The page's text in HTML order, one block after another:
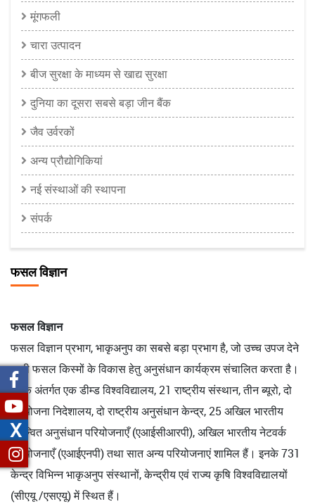
मूंगफली
चारा उत्पादन
बीज सुरक्षा के माध्यम से खाद्य सुरक्षा
दुनिया का दूसरा सबसे बड़ा जीन बैंक
जैव उर्वरकों
अन्य प्रौद्योगिकियां
नई संस्थाओं की स्थापना
संपर्क
फसल विज्ञान
फसल विज्ञान
फसल विज्ञान प्रभाग, भाकृअनुप का सबसे बड़ा प्रभाग है, जो उच्च उपज देने
वाली फसल किस्मों के विकास हेतु अनुसंधान कार्यक्रम संचालित करता है।
इसके अंतर्गत एक डीम्ड विश्वविद्यालय, 21 राष्ट्रीय संस्थान, तीन ब्यूरो, दो
परियोजना निदेशालय, दो राष्ट्रीय अनुसंधान केन्द्र, 25 अखिल भारतीय
समन्वित अनुसंधान परियोजनाएँ (एआईसीआरपी), अखिल भारतीय नेटवर्क
परियोजनाएँ (एआईएनपी) तथा सात अन्य परियोजनाएं शामिल हैं। इनके 731
केन्द्र विभिन्न भाकृअनुप संस्थानों, केन्द्रीय एवं राज्य कृषि विश्वविद्यालयों
(सीएयू /एसएयू) में स्थित हैं।
X